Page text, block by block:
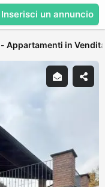
Inserisci un annuncio
- Appartamenti in Vendita